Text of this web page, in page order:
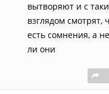
вытворяют и с
взглядом смотрят,
есть сомнения, а
ли они